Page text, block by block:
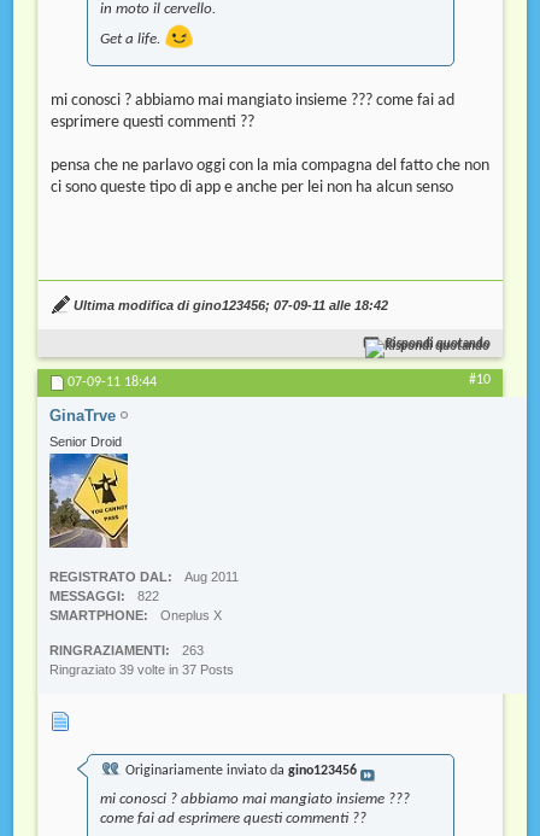
in moto il cervello.
Get a life.
mi conosci ? abbiamo mai mangiato insieme ??? come fai ad
esprimere questi commenti ??
pensa che ne parlavo oggi con la mia compagna del fatto che non
ci sono queste tipo di app e anche per lei non ha alcun senso
Ultima modifica di gino123456; 07-09-11 alle18:42
Rispondi quotando
07-09-11 18:44 #10
GinaTrve
Senior Droid
REGISTRATO DAL
Aug 2011
MESSAGGI
822
SMARTPHONE
Oneplus X
RINGRAZIAMENTI
263
Ringraziato 39 volte in 37 Posts
Originariamente inviato dagino123456
mi conosci ? abbiamo mai mangiato insieme ???
come fai ad esprimere questi commenti ??